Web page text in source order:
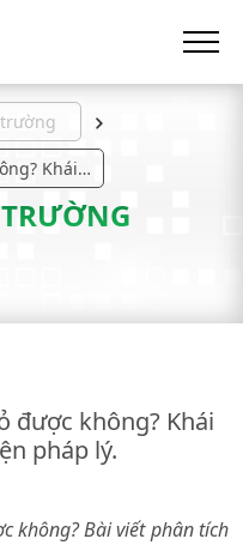
Đất xen kẹt có làm sổ đỏ được không? Khái niệm và điều kiện pháp lý.
được không? Khái
pháp lý.
không? Bài viết phân tích